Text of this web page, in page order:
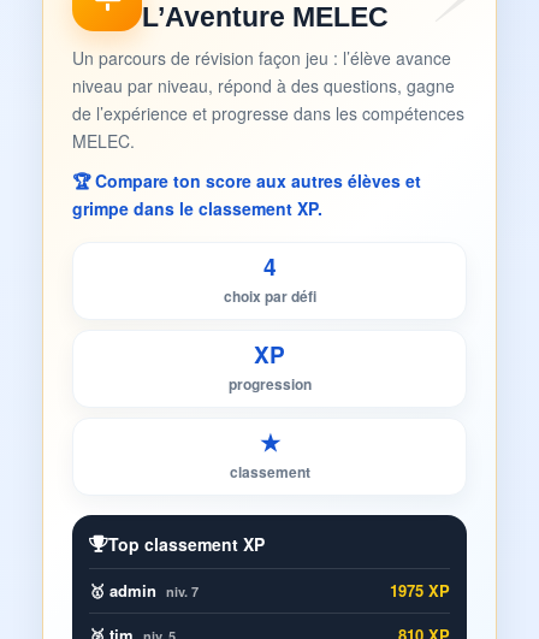
L’Aventure MELEC
Un parcours de révision façon jeu : l’élève avance
niveau par niveau, répond à des questions, gagne
de l’expérience et progresse dans les compétences
MELEC.
🏆 Compare ton score aux autres élèves et
grimpe dans le classement XP.
4
choix par défi
XP
progression
★
classement
Top classement XP
🥇 admin niv. 7
1975 XP